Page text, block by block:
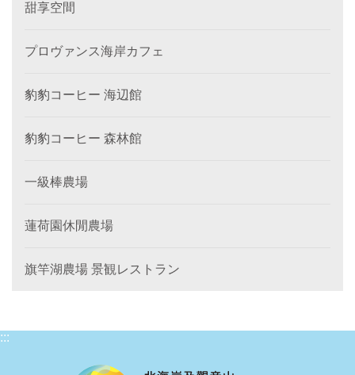
甜享空間
プロヴァンス海岸カフェ
豹豹コーヒー 海辺館
豹豹コーヒー 森林館
一級棒農場
蓮荷園休閒農場
旗竿湖農場 景観レストラン
:::